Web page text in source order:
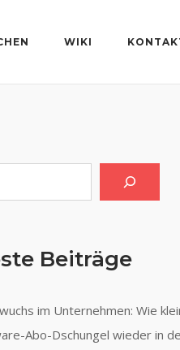
WIKI
Beiträge
im Unternehmen: Wie
Abo-Dschungel wieder in